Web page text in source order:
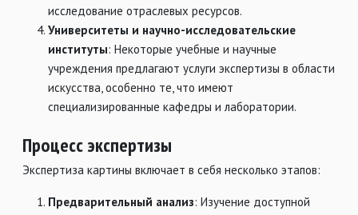
исследование отраслевых ресурсов.
Университеты и научно-исследовательские
институты: Некоторые учебные и научные
учреждения предлагают услуги экспертизы в области
искусства, особенно те, что имеют
специализированные кафедры и лаборатории.
Процесс экспертизы
Экспертиза картины включает в себя несколько этапов:
Предварительный анализ: Изучение доступной